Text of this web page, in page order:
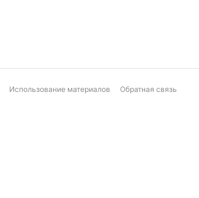
Использование материалов Обратная связь